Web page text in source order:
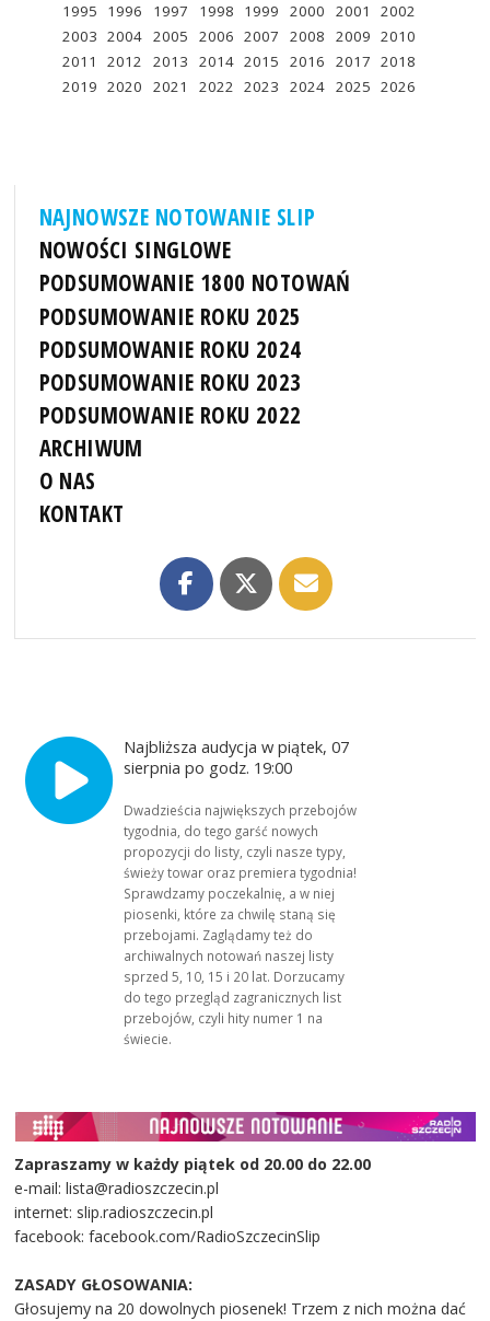
1995 1996 1997 1998 1999 2000 2001
2002
2003 2004 2005 2006 2007 2008 2009 2010
2011
2012 2013 2014 2015 2016 2017 2018
2019 2020 2021 2022 2023 2024 2025 2026
NAJNOWSZE NOTOWANIE SLIP
NOWOŚCI SINGLOWE
PODSUMOWANIE 1800 NOTOWAŃ
PODSUMOWANIE ROKU 2025
PODSUMOWANIE ROKU 2024
PODSUMOWANIE ROKU 2023
PODSUMOWANIE ROKU 2022
ARCHIWUM
O NAS
KONTAKT
Najbliższa audycja w piątek, 07
sierpnia po godz. 19:00
Dwadzieścia największych przebojów
tygodnia, do tego garść nowych
propozycji do listy, czyli nasze typy,
świeży towar oraz premiera tygodnia!
Sprawdzamy poczekalnię, a w niej
piosenki, które za chwilę staną się
przebojami. Zaglądamy też do
archiwalnych notowań naszej listy
sprzed 5, 10, 15 i 20 lat. Dorzucamy
do tego przegląd zagranicznych list
przebojów, czyli hity numer 1 na
świecie.
Zapraszamy w każdy piątek od 20.00 do 22.00
e-mail: lista@radioszczecin.pl
internet: slip.radioszczecin.pl
facebook: facebook.com/RadioSzczecinSlip
ZASADY GŁOSOWANIA:
Głosujemy na 20 dowolnych piosenek! Trzem z nich można dać